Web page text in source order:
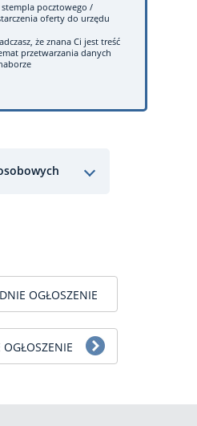
pocztowego /
oferty do urzędu
że znana Ci jest treść
przetwarzania danych
OGŁOSZENIE
OGŁOSZENIE